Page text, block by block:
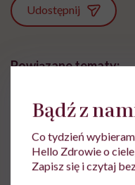
Udostępnij
Powiązane tematy:
i
Treści zawarte
Bądź z
Co tydzień
Hello Zdrowie o
Zapisz się i czytaj